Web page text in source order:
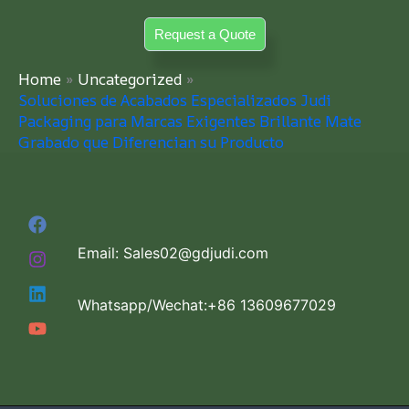
Request a Quote
Home
Uncategorized
Soluciones de Acabados Especializados Judi
Packaging para Marcas Exigentes Brillante Mate
Grabado que Diferencian su Producto
Email: Sales02@gdjudi.com
Whatsapp/Wechat:+86 13609677029